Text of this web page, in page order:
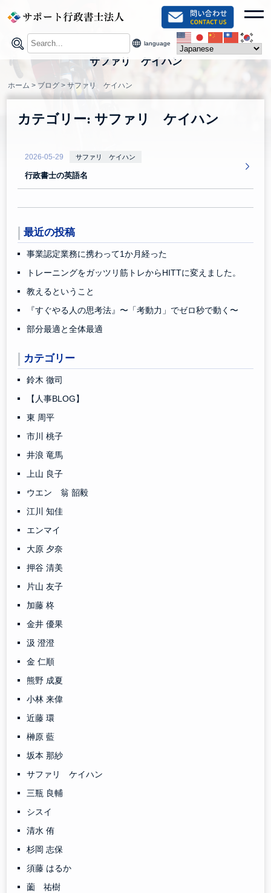
content
language
サファリ ケイハン
ホーム > ブログ >サファリ ケイハン
カテゴリー: サファリ ケイハン
2026-05-29 サファリ ケイハン
行政書士の英語名
最近の投稿
事業認定業務に携わって1か月経った
トレーニングをガッツリ筋トレからHITTに変えました。
教えるということ
『すぐやる人の思考法』〜「考動力」でゼロ秒で動く〜
部分最適と全体最適
カテゴリー
鈴木 徹司
【人事BLOG】
東 周平
市川 桃子
井浪 竜馬
上山 良子
ウエン 翁 韶毅
江川 知佳
エンマイ
大原 夕奈
押谷 清美
片山 友子
加藤 柊
金井 優果
汲 澄澄
金 仁順
熊野 成夏
小林 来偉
近藤 環
榊原 藍
坂本 那紗
サファリ ケイハン
三瓶 良輔
シスイ
清水 侑
杉岡 志保
須藤 はるか
薗 祐樹